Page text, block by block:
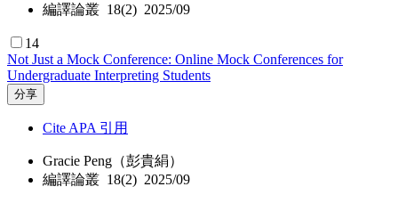
編譯論叢 18(2) 2025/09
14
Not Just a Mock Conference: Online Mock Conferences for
Undergraduate Interpreting Students
分享
Cite APA 引用
Gracie Peng（彭貴絹）
編譯論叢 18(2) 2025/09